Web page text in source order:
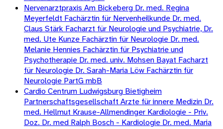
Nervenarztpraxis Am Bickeberg Dr. med. Regina
Meyerfeldt Fachärztin für Nervenheilkunde Dr. med.
Claus Stärk Facharzt für Neurologie und Psychiatrie, Dr.
med. Ute Kunze Fachärztin für Neurologie Dr. med.
Melanie Hennies Fachärztin für Psychiatrie und
Psychotherapie Dr. med. univ. Mohsen Bayat Facharzt
für Neurologie Dr. Sarah-Maria Löw Fachärztin für
Neurologie PartG mbB
Cardio Centrum Ludwigsburg Bietigheim
Partnerschaftsgesellschaft Arzte für innere Medizin Dr.
med. Hellmut Krause-Allmendinger Kardiologie - Priv.
Doz. Dr. med Ralph Bosch - Kardiologie Dr. med. Maria